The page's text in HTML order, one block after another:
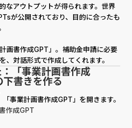
なアウトプットが得られます。世界
が公開されており、目的に合ったも
画書作成GPT」。補助金申請に必要
、対話形式で作成してくれます。
「事業計画書作成
書きを作る
事業計画書作成GPT」を開きます。
作成GPT